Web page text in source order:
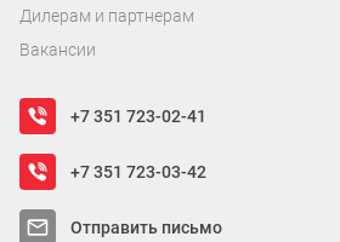
Дилерам и партнерам
Вакансии
+7 351 723-02-41
+7 351 723-03-42
Отправить письмо